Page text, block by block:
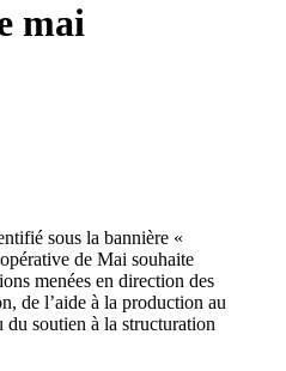
mai
sous la bannière «
de Mai souhaite
menées en direction des
de l’aide à la production au
du soutien à la structuration